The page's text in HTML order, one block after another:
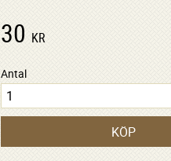
30 KR
Antal
KÖP